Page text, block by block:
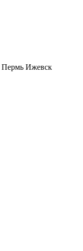
Пермь Ижевск